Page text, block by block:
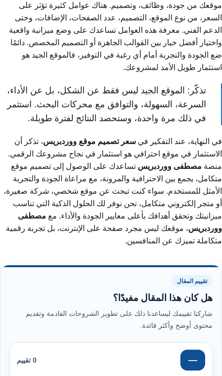
موقعك من جودة، وظائف، وتصميم. هناك عوامل كثيرة تؤثر على
السعر، من نوع الموقع، التصميم، عدد الصفحات، الإضافات، وحتى
الدعم الفني. معرفة هذه العوامل تساعدك على وضع ميزانية واقعية
واختيار أفضل خيار بين القوالب الجاهزة أو التصميم المخصص. دائمًا
ضع الجودة والتجربة أمام أي رغبة في التوفير، فالموقع الجيد هو
استثمار طويل الأمد لمشروعك.
تذكّر: الموقع الجيد ليس فقط عن الشكل، بل عن الأداء،
السرعة، السهولة، والتوافق مع محركات البحث. استثمر
في ذلك مرة واحدة، وستحصد النتائج لفترة طويلة.
في النهاية، عند التفكير في سعر تصميم موقع ووردبريس، تذكر أن
الاستثمار في موقع احترافي هو استثمار في نجاح مشروعك الرقمي.
منصة مصطفى ووردبريس تساعدك على الوصول إلى تصميم موقع
متكامل، يجمع بين الاحترافية والمرونة، مع مراعاة الجودة والتجربة
الأمثل للمستخدم. سواء كنت تبحث عن موقع شخصي، شركة صغيرة،
أو متجر إلكتروني متكامل، نحن نوفر لك الحلول الذكية التي تناسب
ميزانيتك وتحقق أهدافك بأعلى معايير الجودة والأداء. مع مصطفى
ووردبريس، موقعك ليس مجرد صفحة على الإنترنت، بل تجربة رقمية
متكاملة تميزك عن المنافسين.
تقييم المقال
هل كان هذا المقال مفيدًا؟
شاركنا تقييمك ليساعدنا ذلك على تطوير الشروحات القادمة وتقديم
محتوى أوضح وأكثر فائدة.
— 0 تقييم